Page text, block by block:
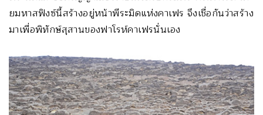
ยมหาสฟิงซ์นี้สร้างอยู่หน้าพีระมิดแห่งคาเฟร จึงเชื่อกันว่าสร้าง
มาเพื่อพิทักษ์สุสานของฟาโรห์คาเฟรนั่นเอง